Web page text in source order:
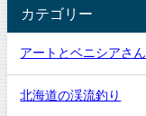
カテゴリー
アートとベニシアさん
北海道の渓流釣り